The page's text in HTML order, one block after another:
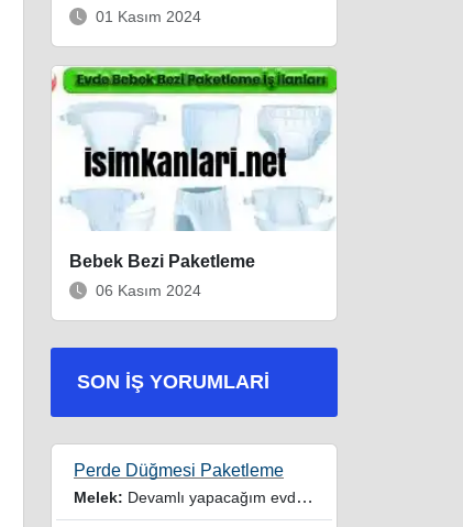
01 Kasım 2024
Bebek Bezi Paketleme
06 Kasım 2024
SON İŞ YORUMLARI
Perde Düğmesi Paketleme
Melek: Devamlı yapacağım evde iş imkanı istiyorum